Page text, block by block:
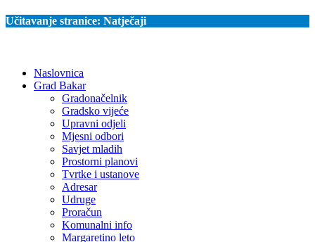
Učitavanje stranice: Natječaji
Naslovnica
Grad Bakar
Gradonačelnik
Gradsko vijeće
Upravni odjeli
Mjesni odbori
Savjet mladih
Prostorni planovi
Tvrtke i ustanove
Adresar
Udruge
Proračun
Komunalni info
Margaretino leto